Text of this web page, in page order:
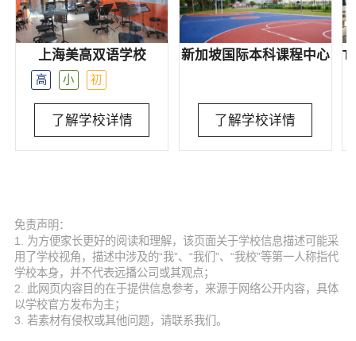
上海美高双语学校
高 小 初
了解学校详情
新加坡国际本科课程中⼼
了解学校详情
免责声明：
1. 为方便家长更好的阅读和理解，该页面关于学校信息描述可能采
用了学校视角，描述中涉及的“我”、“我们”、“我校”等第一人称指代
学校本身，并不代表远播公司或其观点；
2. 此网页内容目的在于提供信息参考，来源于网络公开内容，具体
以学校官方发布为主；
3. 若素材有侵权或其他问题，请联系我们。